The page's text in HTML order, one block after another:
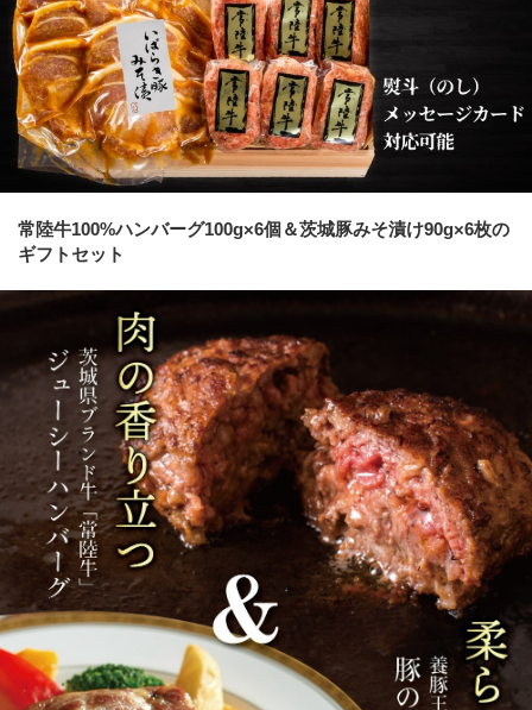
常陸牛100%ハンバーグ100g×6個＆茨城豚みそ漬け90g×6枚の
ギフトセット